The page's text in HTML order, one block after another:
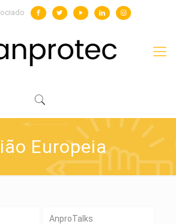
Europeia
AnproTalks